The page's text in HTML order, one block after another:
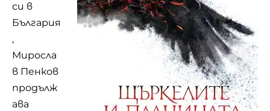
си в
България
,
Миросла
в Пенков
продълж
ава